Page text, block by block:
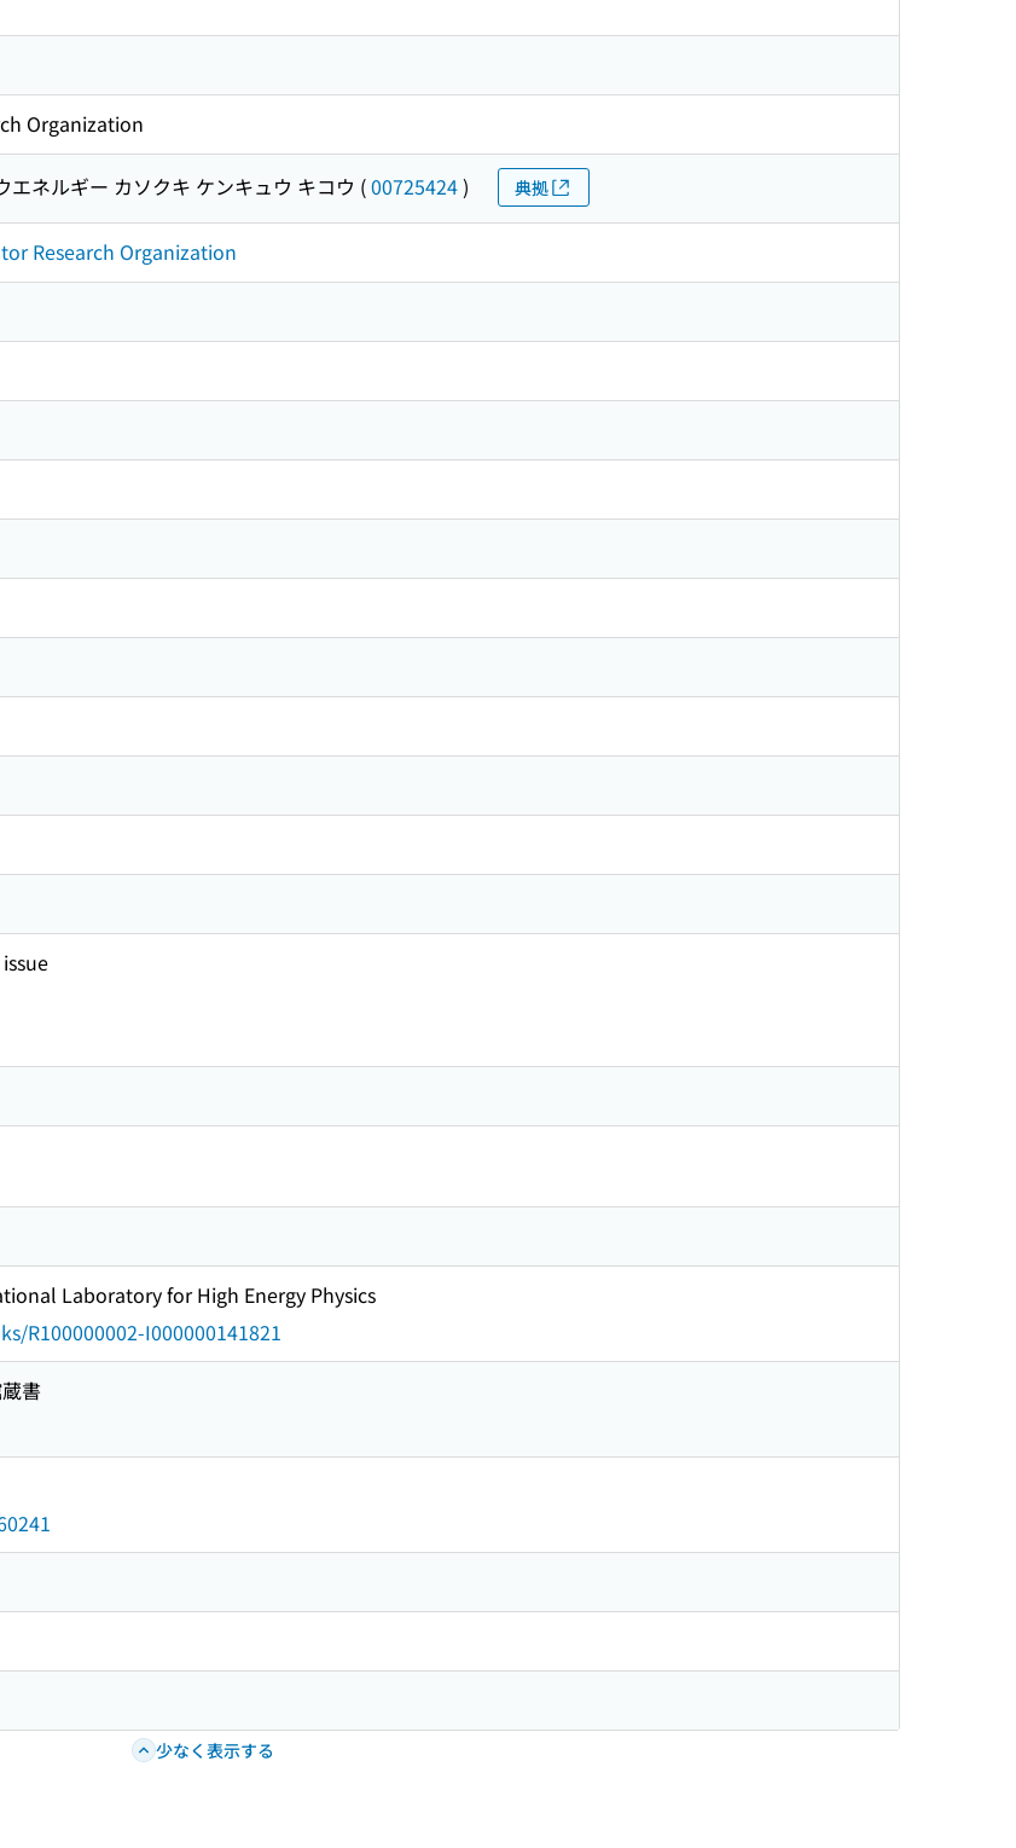
Organization
エネルギー カソクキ ケンキュウ キコウ (00725424) 典拠
Research Organization
Laboratory for High Energy Physics
R100000002-I000000141821
書
少なく表示する